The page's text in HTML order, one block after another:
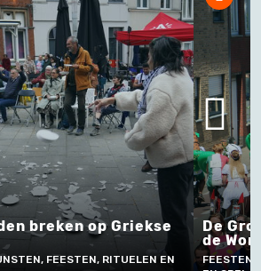
breken op Griekse
FEESTEN, RITUELEN EN
De
de
FEESTEN,